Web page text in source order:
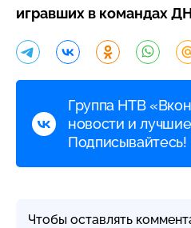
игравших в командах
Группа НТВ
новости и
Подписывайтесь!
Чтобы оставлять